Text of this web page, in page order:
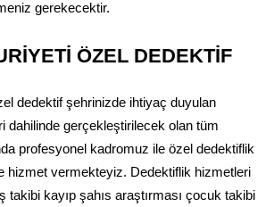
gerekecektir.
ÖZEL DEDEKTİF
dedektif şehrinizde ihtiyaç duyulan
dahilinde gerçekleştirilecek olan tüm
profesyonel kadromuz ile özel dedektiflik
hizmet vermekteyiz. Dedektiflik hizmetleri
takibi kayıp şahıs araştırması çocuk takibi